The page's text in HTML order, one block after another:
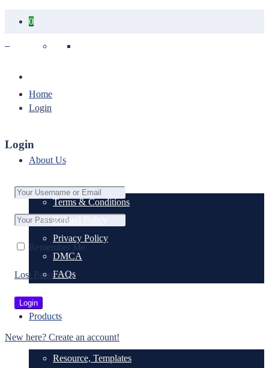
0
Login
Login
Remember Me
Lost Password?
New here? Create an account!
Home
About Us
Terms & Conditions
Refund Policy
Privacy Policy
DMCA
FAQs
Products
Resource, Templates